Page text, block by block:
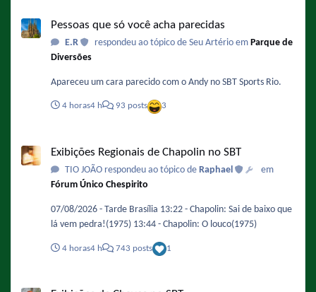
Pessoas que só você acha parecidas
E.R respondeu ao tópico de Seu Artério em Parque de
Diversões
Apareceu um cara parecido com o Andy no SBT Sports Rio.
4 horas4 h 93 posts 3
Exibições Regionais de Chapolin no SBT
TIO JOÃO respondeu ao tópico de Raphael
em
Fórum Único Chespirito
07/08/2026 - Tarde Brasília 13:22 - Chapolin: Sai de baixo que
lá vem pedra!(1975) 13:44 - Chapolin: O louco(1975)
4 horas4 h 743 posts 1